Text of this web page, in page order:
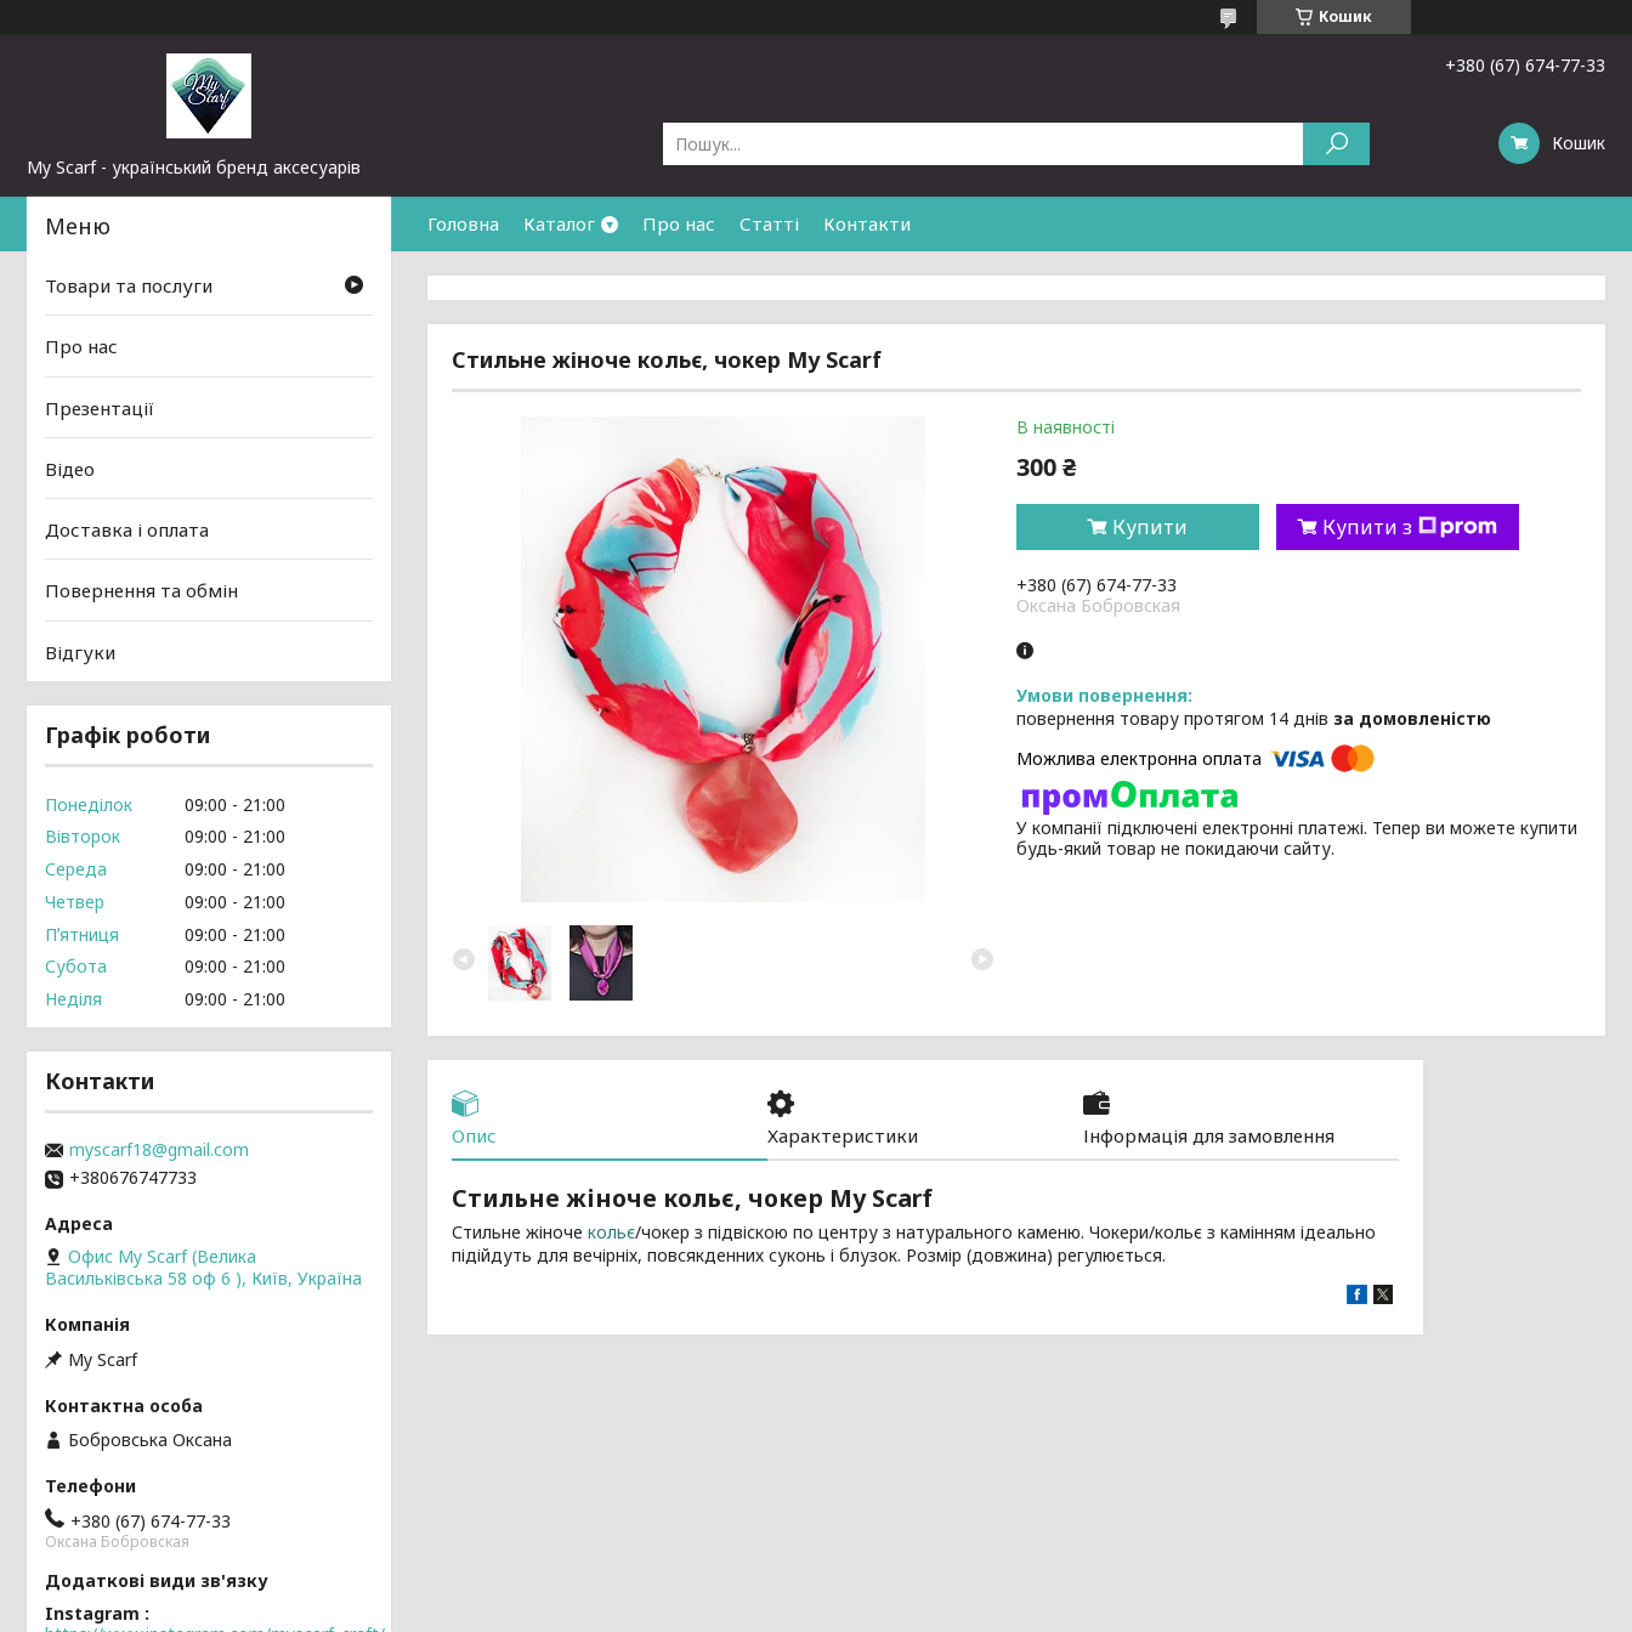
Кошик
My Scarf - український бренд аксесуарів
+380 (67) 674-77-33
Кошик
Головна Каталог Про нас Статті Контакти
Стильне жіноче кольє, чокер My Scarf
В наявності
300 ₴
Купити Купити з
+380 (67) 674-77-33
Оксана Бобровская
повернення товару протягом 14 днів за домовленістю
У компанії підключені електронні платежі. Тепер ви можете купити
будь-який товар не покидаючи сайту.
Опис Характеристики Інформація для замовлення
Стильне жіноче кольє, чокер My Scarf
Стильне жіноче кольє/чокер з підвіскою по центру з натурального каменю. Чокери/кольє з камінням ідеально
підійдуть для вечірніх, повсякденних суконь і блузок. Розмір (довжина) регулюється.
Товари та послуги
Про нас
Презентації
Відео
Доставка і оплата
Повернення та обмін
Відгуки
Графік роботи
Понеділок 09:00
21:00
Вівторок
09:00
21:00
Середа
09:00
21:00
Четвер
09:00
21:00
Пʼятниця
09:00
21:00
Субота
09:00
21:00
Неділя
09:00 21:00
Контакти
myscarf18@gmail.com
+380676747733
Офис My Scarf (Велика
Васильківська 58 оф 6 ), Київ, Україна
My Scarf
Бобровська Оксана
+380 (67) 674-77-33
Оксана Бобровская
Instagram